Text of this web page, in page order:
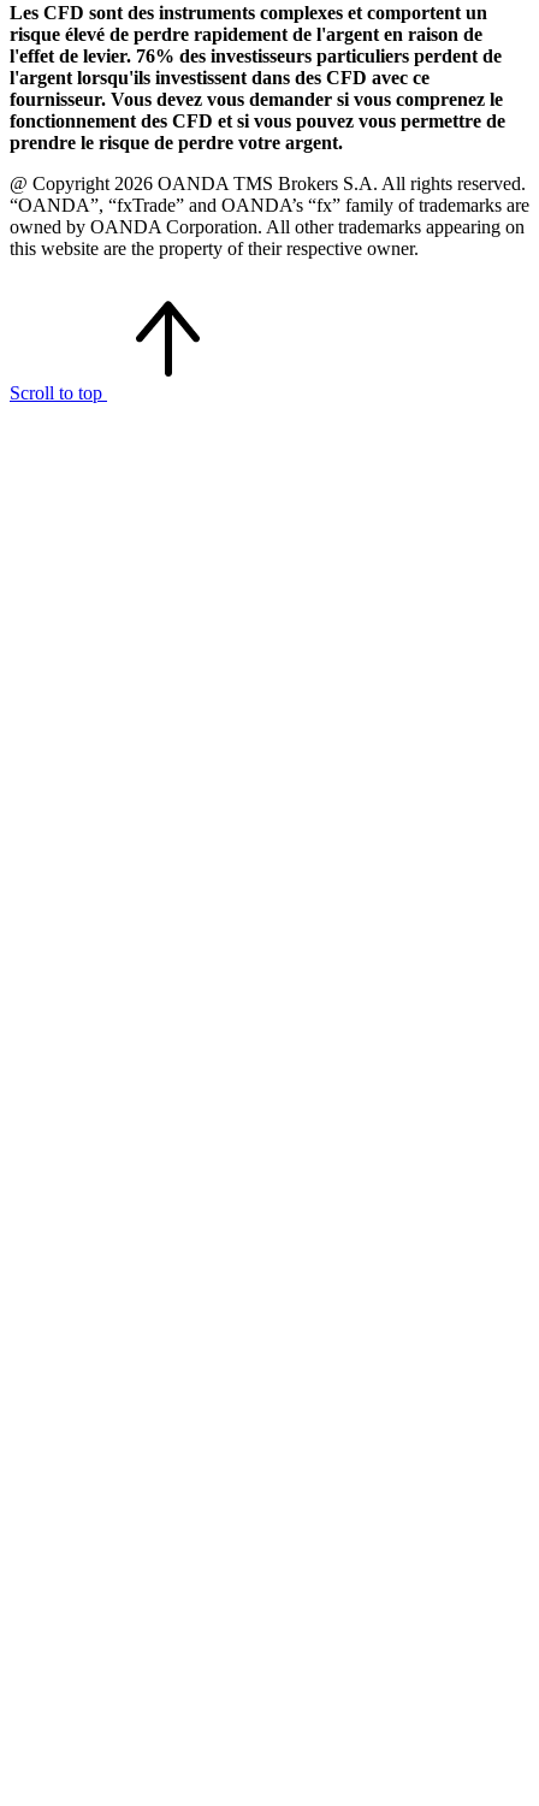
Les CFD sont des instruments complexes et comportent un
risque élevé de perdre rapidement de l'argent en raison de
l'effet de levier. 76% des investisseurs particuliers perdent de
l'argent lorsqu'ils investissent dans des CFD avec ce
fournisseur. Vous devez vous demander si vous comprenez le
fonctionnement des CFD et si vous pouvez vous permettre de
prendre le risque de perdre votre argent.
@ Copyright 2026 OANDA TMS Brokers S.A. All rights reserved.
“OANDA”, “fxTrade” and OANDA’s “fx” family of trademarks are
owned by OANDA Corporation. All other trademarks appearing on
this website are the property of their respective owner.
Scroll to top